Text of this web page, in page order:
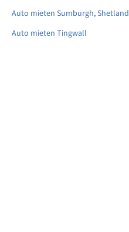
Auto mieten Sumburgh, Shetland
Auto mieten Tingwall